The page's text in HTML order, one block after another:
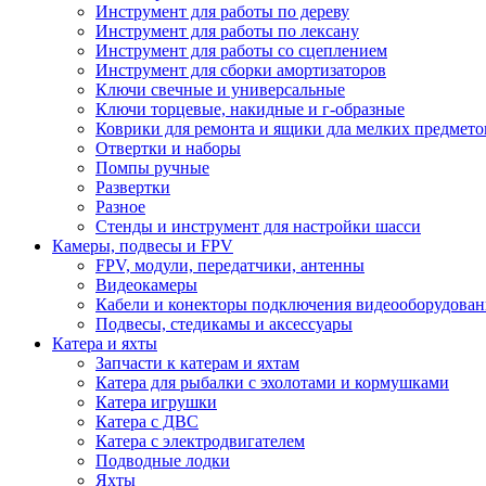
Инструмент для работы по дереву
Инструмент для работы по лексану
Инструмент для работы со сцеплением
Инструмент для сборки амортизаторов
Ключи свечные и универсальные
Ключи торцевые, накидные и г-образные
Коврики для ремонта и ящики дла мелких
Отвертки и наборы
Помпы ручные
Развертки
Разное
Стенды и инструмент для настройки шасси
Камеры, подвесы и FPV
FPV, модули, передатчики, антенны
Видеокамеры
Кабели и конекторы подключения
Подвесы, стедикамы и аксессуары
Катера и яхты
Запчасти к катерам и яхтам
Катера для рыбалки с эхолотами и кормушками
Катера игрушки
Катера с ДВС
Катера с электродвигателем
Подводные лодки
Яхты